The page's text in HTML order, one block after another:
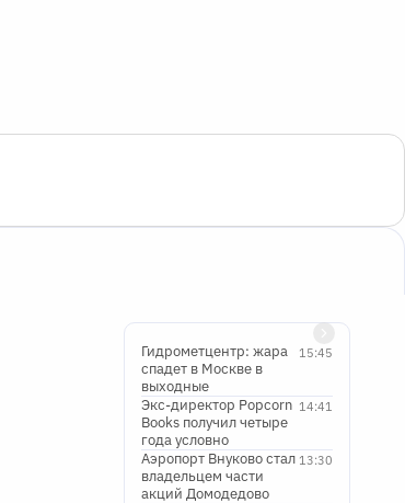
15:45
Гидрометцентр: жара
спадет в Москве в
выходные
14:41
Экс-директор Popcorn
Books получил четыре
года условно
13:30
Аэропорт Внуково стал
владельцем части
акций Домодедово